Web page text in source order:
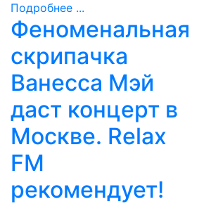
Подробнее ...
Феноменальная
скрипачка
Ванесса Мэй
даст концерт в
Москве. Relax
FM
рекомендует!